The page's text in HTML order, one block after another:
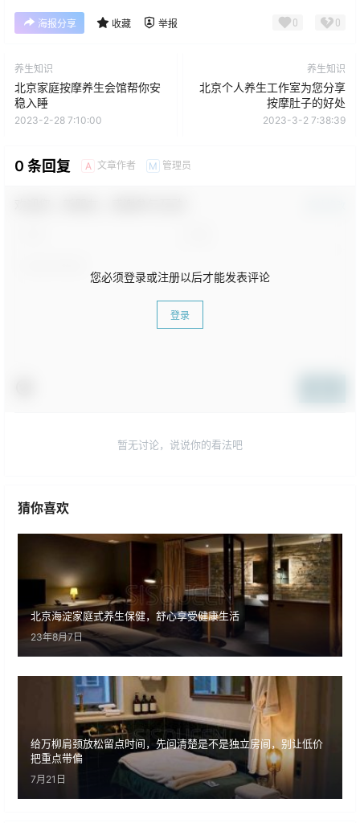
海报分享 收藏 举报 0 0
养生知识
北京家庭按摩养生会馆帮你安
稳入睡
2023-2-28 7:10:00
养生知识
北京个人养生工作室为您分享
按摩肚子的好处
2023-3-2 7:38:39
0 条回复 A 文章作者 M 管理员
您必须登录或注册以后才能发表评论
登录
暂无讨论，说说你的看法吧
猜你喜欢
北京海淀家庭式养生保健，舒心享受健康生活
23年8月7日
给万柳肩颈放松留点时间，先问清楚是不是独立房间，别让低价
把重点带偏
7月21日